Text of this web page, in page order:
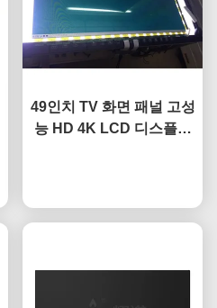
49인치 TV 화면 패널 고성
능 HD 4K LCD 디스플레